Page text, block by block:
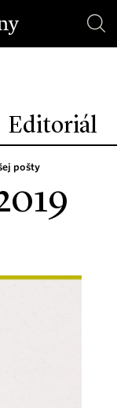
Editoriál
pošty